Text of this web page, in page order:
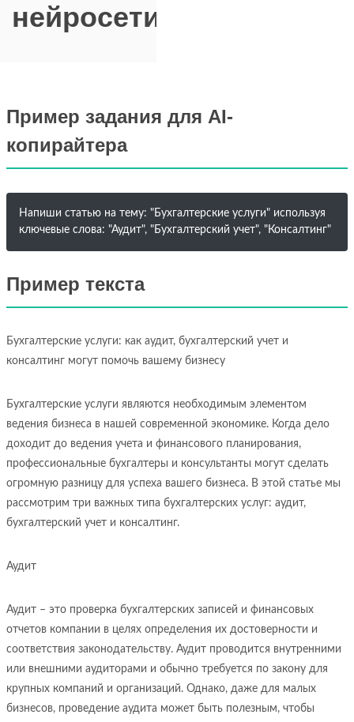
нейросети
Пример задания для AI-
копирайтера
Напиши статью на тему: "Бухгалтерские услуги" используя
ключевые слова: "Аудит", "Бухгалтерский учет", "Консалтинг"
Пример текста
Бухгалтерские услуги: как аудит, бухгалтерский учет и
консалтинг могут помочь вашему бизнесу
Бухгалтерские услуги являются необходимым элементом
ведения бизнеса в нашей современной экономике. Когда дело
доходит до ведения учета и финансового планирования,
профессиональные бухгалтеры и консультанты могут сделать
огромную разницу для успеха вашего бизнеса. В этой статье мы
рассмотрим три важных типа бухгалтерских услуг: аудит,
бухгалтерский учет и консалтинг.
Аудит
Аудит – это проверка бухгалтерских записей и финансовых
отчетов компании в целях определения их достоверности и
соответствия законодательству. Аудит проводится внутренними
или внешними аудиторами и обычно требуется по закону для
крупных компаний и организаций. Однако, даже для малых
бизнесов, проведение аудита может быть полезным, чтобы